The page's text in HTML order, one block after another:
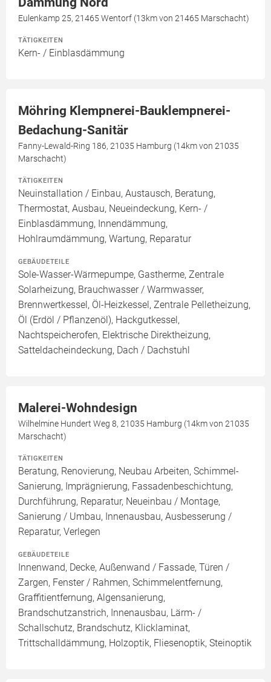
Eulenkamp 25, 21465 Wentorf (13km von 21465 Marschacht)
TÄTIGKEITEN
Kern- / Einblasdämmung
Möhring Klempnerei-Bauklempnerei-
Bedachung-Sanitär
Fanny-Lewald-Ring 186, 21035 Hamburg (14km von 21035
Marschacht)
TÄTIGKEITEN
Neuinstallation / Einbau, Austausch, Beratung,
Thermostat, Ausbau, Neueindeckung, Kern- /
Einblasdämmung, Innendämmung,
Hohlraumdämmung, Wartung, Reparatur
GEBÄUDETEILE
Sole-Wasser-Wärmepumpe, Gastherme, Zentrale
Solarheizung, Brauchwasser / Warmwasser,
Brennwertkessel, Öl-Heizkessel, Zentrale Pelletheizung,
Öl (Erdöl / Pflanzenöl), Hackgutkessel,
Nachtspeicherofen, Elektrische Direktheizung,
Satteldacheindeckung, Dach / Dachstuhl
Malerei-Wohndesign
Wilhelmine Hundert Weg 8, 21035 Hamburg (14km von 21035
Marschacht)
TÄTIGKEITEN
Beratung, Renovierung, Neubau Arbeiten, Schimmel-
Sanierung, Imprägnierung, Fassadenbeschichtung,
Durchführung, Reparatur, Neueinbau / Montage,
Sanierung / Umbau, Innenausbau, Ausbesserung /
Reparatur, Verlegen
GEBÄUDETEILE
Innenwand, Decke, Außenwand / Fassade, Türen /
Zargen, Fenster / Rahmen, Schimmelentfernung,
Graffitientfernung, Algensanierung,
Brandschutzanstrich, Innenausbau, Lärm- /
Schallschutz, Brandschutz, Klicklaminat,
Trittschalldämmung, Holzoptik, Fliesenoptik, Steinoptik